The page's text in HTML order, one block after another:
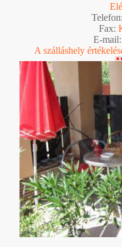
Telefon:
Fax:
E-mail:
A szálláshely